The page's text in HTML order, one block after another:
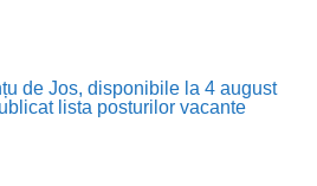
de Jos, disponibile la 4 august
lista posturilor vacante